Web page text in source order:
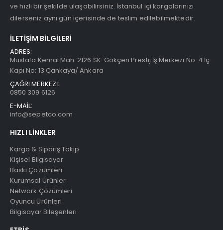
ve hızlı bir şekilde ulaşabilirsiniz. İstanbul içi kargolarınızı
dilerseniz aynı gün içerisinde de teslim edilebilmektedir.
İLETIŞIM BILGILERI
ADRES:
Mustafa Kemal Mah. 2126 SK. Gökçen Prestij İş Merkezi No: 4 İç
Kapı No: 13 Çankaya/ Ankara
ÇAĞRI MERKEZİ:
0850 309 6126
E-MAİL:
info@sepetco.com
HIZLI LINKLER
Kargo & Sipariş Takip
Kişisel Bilgisayar
Baskı Çözümleri
Kurumsal Ürünler
Network Çözümleri
Oyuncu Ürünleri
Bilgisayar Bileşenleri